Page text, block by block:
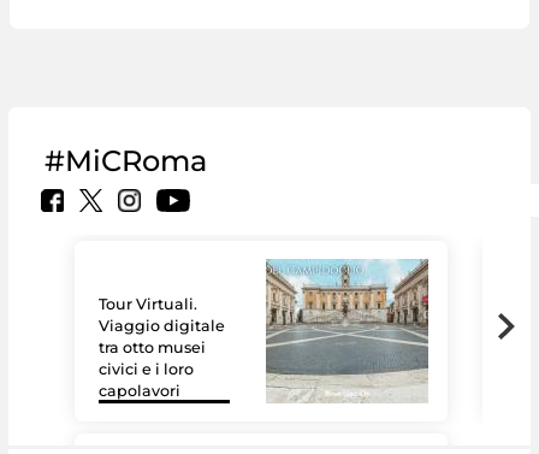
#MiCRoma
Tour Virtuali.
Viaggio digitale
tra otto musei
civici e i loro
capolavori